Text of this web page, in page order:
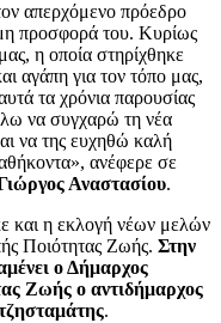
απερχόμενο πρόεδρο
προσφορά του. Κυρίως
η οποία στηρίχθηκε
αγάπη για τον τόπο μας,
τα χρόνια παρουσίας
να συγχαρώ τη νέα
να της ευχηθώ καλή
ανέφερε σε
Αναστασίου.
και η εκλογή νέων μελών
Ποιότητας Ζωής. Στην
ο Δήμαρχος
Ζωής ο αντιδήμαρχος
.